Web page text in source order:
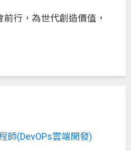
行，為世代創造價值，
師(DevOPs雲端開發)